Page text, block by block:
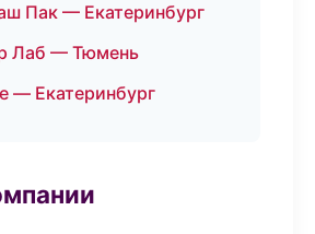
Пак — Екатеринбург
Лаб — Тюмень
— Екатеринбург